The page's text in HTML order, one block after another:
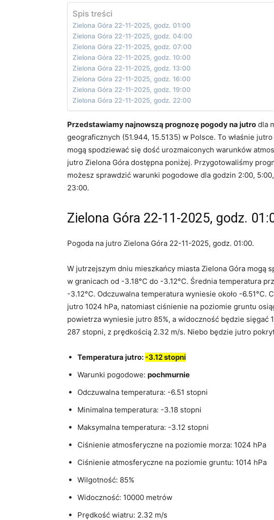
Spis treści
Zielona Góra 22-11-2025, godz. 01:00
Zielona Góra 22-11-2025, godz. 04:00
Zielona Góra 22-11-2025, godz. 07:00
Zielona Góra 22-11-2025, godz. 10:00
Zielona Góra 22-11-2025, godz. 13:00
Zielona Góra 22-11-2025, godz. 16:00
Zielona Góra 22-11-2025, godz. 19:00
Zielona Góra 22-11-2025, godz. 22:00
Przedstawiamy najnowszą prognozę pogody na jutro dla
geograficznych (51.944, 15.5135) w Polsce. To właśnie
mogą spodziewać się dość urozmaiconych warunków
jutro Zielona Góra dostępna poniżej. Przygotowaliśmy
możesz sprawdzić warunki pogodowe dla godzin 2:00,
23:00.
Zielona Góra 22-11-2025, godz.
Pogoda na jutro Zielona Góra 22-11-2025, godz. 01:00.
W jutrzejszym dniu mieszkańcy miasta Zielona Góra mogą
w granicach od -3.18°C do -3.12°C. Średnia temperatura
-3.12°C. Odczuwalna temperatura wyniesie około -
jutro 1024 hPa, natomiast ciśnienie na poziomie gruntu
powietrza wyniesie jutro 85%, a widoczność będzie sięgać
287 stopni, z prędkością 2.32 m/s. Niebo będzie jutro
Temperatura jutro: -3.12 stopni
Warunki pogodowe: pochmurnie
Odczuwalna temperatura: -6.51 stopni
Minimalna temperatura: -3.18 stopni
Maksymalna temperatura: -3.12 stopni
Ciśnienie atmosferyczne na poziomie morza: 1024 hPa
Ciśnienie atmosferyczne na poziomie gruntu: 1014 hPa
Wilgotność: 85%
Widoczność: 10000 metrów
Prędkość wiatru: 2.32 m/s